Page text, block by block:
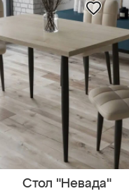
Стол "Невада"